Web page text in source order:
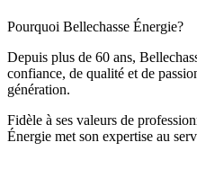
Pourquoi Bellechasse Énergie?
Depuis plus de 60 ans,
confiance, de qualité et de
génération.
Fidèle à ses valeurs de
Énergie met son expertise au